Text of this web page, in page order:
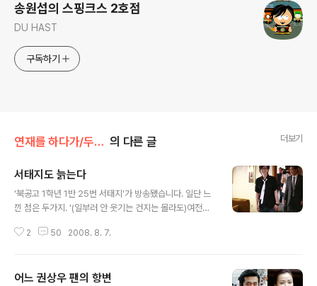
송원섭의 스핑크스 2호점
DU HAST
구독하기
연재를 하다가/두루두루 의 다른 글 더보기
서태지도 늙는다
'북공고 1학년 1반 25번 서태지'가 방송됐습니다. 일단 느
낀 점은 두가지. '(일부러 안 웃기는 건지는 몰라도)여전히
참 친절해졌구나' 하는 겁니다. 물론 골수 팬들에게는 서태
니다. 아무튼 그러면서 더 보태지는 생각은 '이제 서태지도
2 50 2008. 8. 7.
어느 권상우 팬의 항변